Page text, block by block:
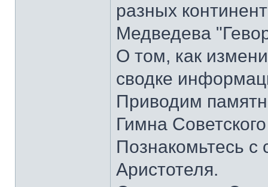
разных
Медведева
О том, как
сводке
Приводим
Гимна
Познакомьтесь
Аристотеля.